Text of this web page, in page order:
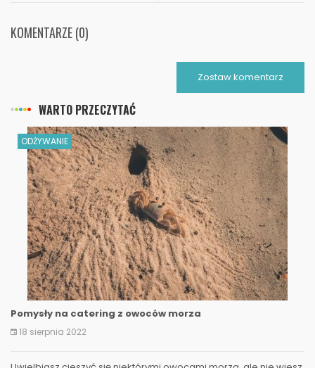
KOMENTARZE (0)
Zostaw komentarz
WARTO PRZECZYTAĆ
ODŻYWANIE
Pomysły na catering z owoców morza
18 sierpnia 2022